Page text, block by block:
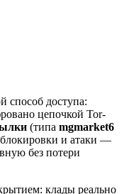
способ доступа:
цепочкой Tor-
(типа mgmarket6
и атаки —
без потери
клады реально